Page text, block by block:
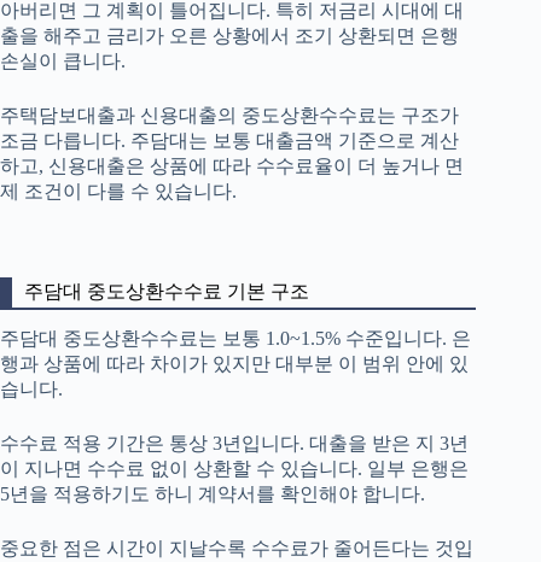
아버리면 그 계획이 틀어집니다. 특히 저금리 시대에 대
출을 해주고 금리가 오른 상황에서 조기 상환되면 은행
손실이 큽니다.
주택담보대출과 신용대출의 중도상환수수료는 구조가
조금 다릅니다. 주담대는 보통 대출금액 기준으로 계산
하고, 신용대출은 상품에 따라 수수료율이 더 높거나 면
제 조건이 다를 수 있습니다.
주담대 중도상환수수료 기본 구조
주담대 중도상환수수료는 보통 1.0~1.5% 수준입니다. 은
행과 상품에 따라 차이가 있지만 대부분 이 범위 안에 있
습니다.
수수료 적용 기간은 통상 3년입니다. 대출을 받은 지 3년
이 지나면 수수료 없이 상환할 수 있습니다. 일부 은행은
5년을 적용하기도 하니 계약서를 확인해야 합니다.
중요한 점은 시간이 지날수록 수수료가 줄어든다는 것입